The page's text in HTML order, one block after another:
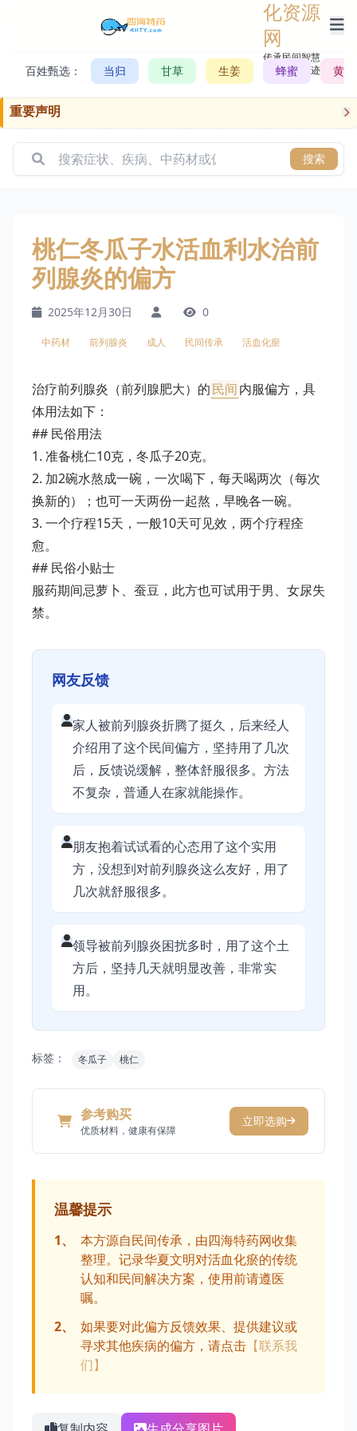
化资源
网
传承民间智慧，
记录历史轨迹
百姓甄选： 当归 甘草 生姜 蜂蜜 黄芪
重要声明
搜索
桃仁冬瓜子水活血利水治前
列腺炎的偏方
2025年12月30日 0
中药材 前列腺炎 成人 民间传承 活血化瘀
治疗前列腺炎（前列腺肥大）的民间内服偏方，具
体用法如下：
## 民俗用法
1. 准备桃仁10克，冬瓜子20克。
2. 加2碗水熬成一碗，一次喝下，每天喝两次（每次
换新的）；也可一天两份一起熬，早晚各一碗。
3. 一个疗程15天，一般10天可见效，两个疗程痊
愈。
## 民俗小贴士
服药期间忌萝卜、蚕豆，此方也可试用于男、女尿失
禁。
网友反馈
家人被前列腺炎折腾了挺久，后来经人
介绍用了这个民间偏方，坚持用了几次
后，反馈说缓解，整体舒服很多。方法
不复杂，普通人在家就能操作。
朋友抱着试试看的心态用了这个实用
方，没想到对前列腺炎这么友好，用了
几次就舒服很多。
领导被前列腺炎困扰多时，用了这个土
方后，坚持几天就明显改善，非常实
用。
标签： 冬瓜子 桃仁
参考购买
优质材料，健康有保障
立即选购
温馨提示
1、
本方源自民间传承，由四海特药网收集
整理。记录华夏文明对活血化瘀的传统
认知和民间解决方案，使用前请遵医
嘱。
2、
如果要对此偏方反馈效果、提供建议或
寻求其他疾病的偏方，请点击 【联系我
们】